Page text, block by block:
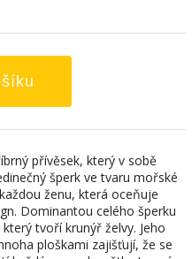
přívěsek, který v sobě
šperk ve tvaru mořské
ženu, která oceňuje
Dominantou celého šperku
tvoří krunýř želvy. Jeho
ploškami zajišťují, že se